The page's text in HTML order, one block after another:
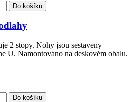
Do košíku
2 stopy. Nohy jsou sestaveny
U. Namontováno na deskovém obalu.
Do košíku